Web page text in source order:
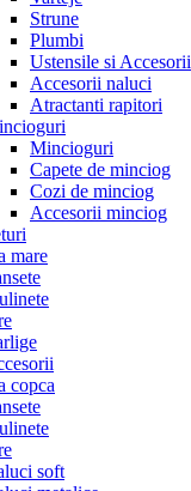
Strune
Plumbi
Ustensile si Accesorii
Accesorii naluci
Atractanti rapitori
Mincioguri
Capete de minciog
Cozi de minciog
Accesorii minciog
mare
copca
soft